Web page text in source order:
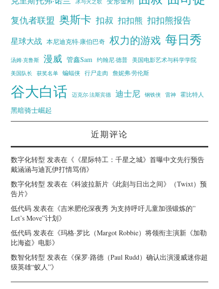
复仇者联盟 奥斯卡 扣叔 扣扣熊 扣扣熊报告
星球大战 本尼迪克特·康伯巴奇 权力的游戏 每日秀
汤姆·克鲁斯 漫威 管鑫Sam 约翰尼·德普
美国电影艺术与科学学院
美国队长
获奖名单 蝙蝠侠 行尸走肉 詹妮弗·劳伦斯
谷大白话 迈克尔·法斯宾德 迪士尼 钢铁侠 雷神 霍比特人
黑暗骑士崛起
近期评论
数字化转型 发表在《 《星际特工：千星之城》首曝中文先行预告
戴涵涵与迪瓦伊打情骂俏》
数字化转型 发表在《科波拉新片《此刻与日出之间》（Twixt）预
告片》
低代码 发表在《吉米肥伦深夜秀 为支持呼吁儿童加强锻炼的”
Let’s Move”计划》
低代码 发表在《玛格·罗比（Margot Robbie）将领衔主演新《加勒
比海盗》电影》
数智化转型 发表在《保罗·路德（Paul Rudd）确认出演漫威迷你超
级英雄“蚁人”》